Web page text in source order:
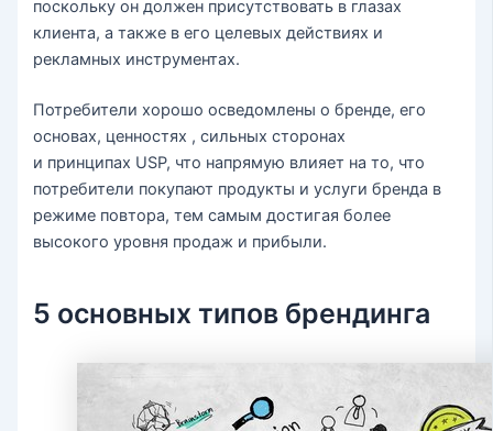
поскольку он должен присутствовать в глазах
клиента, а также в его целевых действиях и
рекламных инструментах.
Потребители хорошо осведомлены о бренде, его
основах, ценностях , сильных сторонах
и принципах USP, что напрямую влияет на то, что
потребители покупают продукты и услуги бренда в
режиме повтора, тем самым достигая более
высокого уровня продаж и прибыли.
5 основных типов брендинга